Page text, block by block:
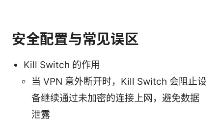
安全配置与常见误区
Kill Switch 的作用
当 VPN 意外断开时，Kill Switch 会阻止设
备继续通过未加密的连接上网，避免数据
泄露